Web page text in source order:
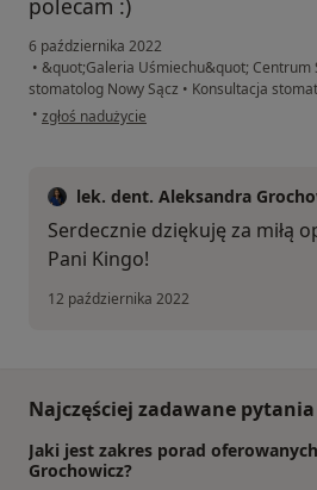
polecam :)
6 października 2022
• &quot;Galeria Uśmiechu&quot; Centrum
stomatolog Nowy Sącz • Konsultacja
• w opinii użytkownika Kinga
zgłoś nadużycie
lek. dent. Aleksandra
Serdecznie dziękuję za miłą
Pani Kingo!
12 października 2022
Najczęściej zadawane pytania
Jaki jest zakres porad
Grochowicz?